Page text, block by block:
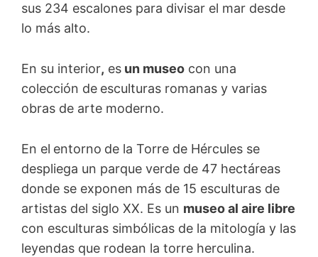
sus 234 escalones para divisar el mar desde
lo más alto.
En su interior, es un museo con una
colección de esculturas romanas y varias
obras de arte moderno.
En el entorno de la Torre de Hércules se
despliega un parque verde de 47 hectáreas
donde se exponen más de 15 esculturas de
artistas del siglo XX. Es un museo al aire libre
con esculturas simbólicas de la mitología y las
leyendas que rodean la torre herculina.